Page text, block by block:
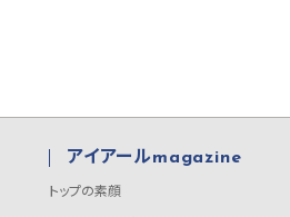
アイアールmagazine
トップの素顔